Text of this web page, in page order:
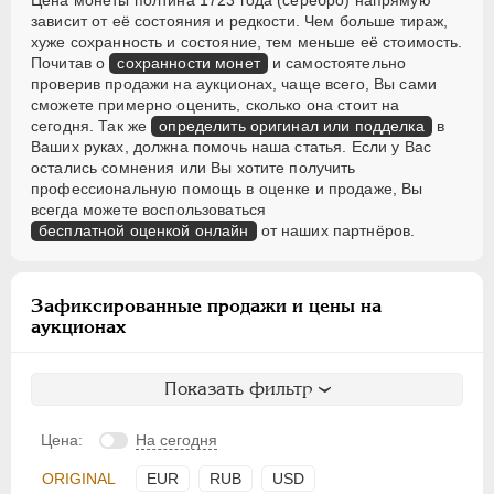
зависит от её состояния и редкости. Чем больше тираж,
хуже сохранность и состояние, тем меньше её стоимость.
Почитав о сохранности монет и самостоятельно
проверив продажи на аукционах, чаще всего, Вы сами
сможете примерно оценить, сколько она стоит на
сегодня. Так же определить оригинал или подделка в
Ваших руках, должна помочь наша статья. Если у Вас
остались сомнения или Вы хотите получить
профессиональную помощь в оценке и продаже, Вы
всегда можете воспользоваться
бесплатной оценкой онлайн от наших партнёров.
Зафиксированные продажи и цены на
аукционах
Показать фильтр
Цена: На сегодня
ORIGINAL EUR RUB USD